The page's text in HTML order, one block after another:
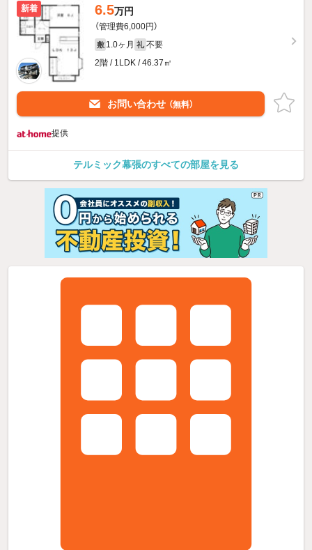
新着 6.5万円
（管理費6,000円）
敷 1.0ヶ月 礼 不要
2階 / 1LDK / 46.37㎡
お問い合わせ （無料）
提供
テルミック幕張のすべての部屋を見る